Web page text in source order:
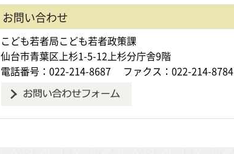
お問い合わせ
こども若者局こども若者政策課
仙台市青葉区上杉1-5-12上杉分庁舎9階
電話番号：022-214-8687
ファクス：022-214-8784